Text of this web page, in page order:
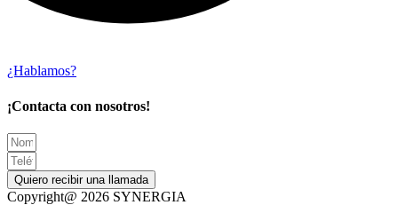
¿Hablamos?
¡Contacta con nosotros!
Quiero recibir una llamada
Copyright@ 2026 SYNERGIA